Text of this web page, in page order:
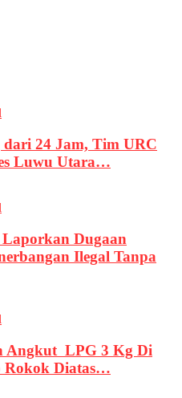
dari 24 Jam, Tim URC
Luwu Utara…
Dugaan
Ilegal Tanpa
Angkut LPG 3 Kg Di
Rokok Diatas…